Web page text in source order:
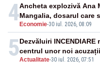
4 Economie-30 iul. 2026, 08:09
Ancheta explozivă Ana
Mangalia, dosarul care
5Actualitate-30 iul. 2026, 07:51
Dezvăluiri INCENDIARE
centrul unor noi